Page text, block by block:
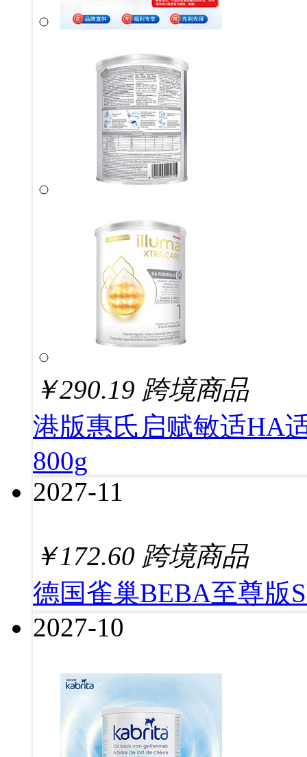
￥290.19 跨境商品
港版惠氏启赋敏适HA
800g
2027-11
￥172.60 跨境商品
德国雀巢BEBA至尊版
2027-10